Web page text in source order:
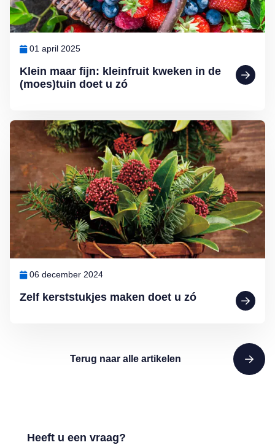
Klein maar fijn: kleinfruit kweken in de
(moes)tuin doet u zó
01 april 2025
Zelf kerststukjes maken doet u zó
06 december 2024
Lees meer over Zelf kerststukjes maken doet u zó
Terug naar alle artikelen
Heeft u een vraag?